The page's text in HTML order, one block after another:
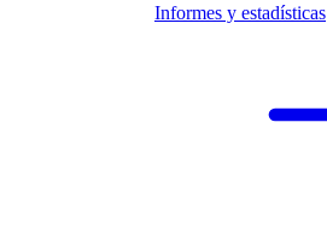
Informes y estadísticas